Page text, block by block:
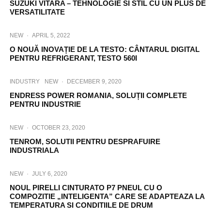
SUZUKI VITARA – TEHNOLOGIE SI STIL CU UN PLUS DE
VERSATILITATE
NEW · APRIL 5, 2022
O NOUĂ INOVAȚIE DE LA TESTO: CÂNTARUL DIGITAL
PENTRU REFRIGERANT, TESTO 560I
INDUSTRY NEW · DECEMBER 9, 2020
ENDRESS POWER ROMANIA, SOLUȚII COMPLETE
PENTRU INDUSTRIE
NEW · OCTOBER 23, 2020
TENROM, SOLUTII PENTRU DESPRAFUIRE
INDUSTRIALA
NEW · JULY 6, 2020
NOUL PIRELLI CINTURATO P7 PNEUL CU O
COMPOZITIE „INTELIGENTA” CARE SE ADAPTEAZA LA
TEMPERATURA SI CONDITIILE DE DRUM